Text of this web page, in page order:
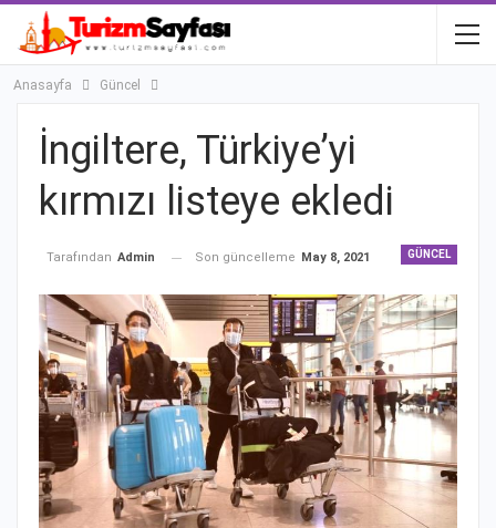
Anasayfa Güncel
İngiltere, Türkiye’yi
kırmızı listeye ekledi
GÜNCEL
Tarafından Admin Son güncelleme May 8, 2021